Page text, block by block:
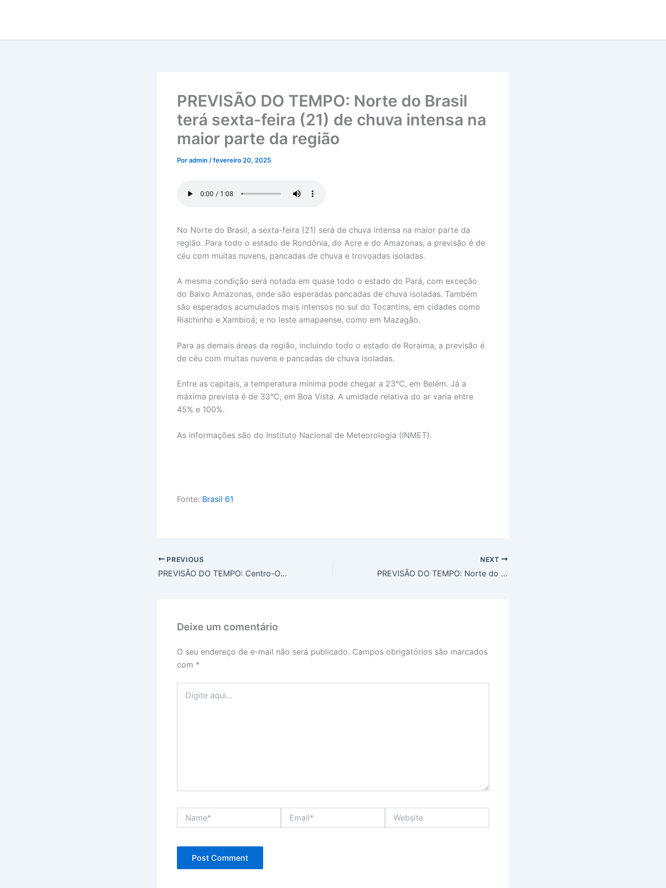
PREVISÃO DO TEMPO: Norte do Brasil
terá sexta-feira (21) de chuva intensa na
maior parte da região
Poradmin /fevereiro 20, 2025
No Norte do Brasil, a sexta-feira (21) será de chuva intensa na maior parte da
região. Para todo o estado de Rondônia, do Acre e do Amazonas, a previsão é de
céu com muitas nuvens, pancadas de chuva e trovoadas isoladas.
A mesma condição será notada em quase todo o estado do Pará, com exceção
do Baixo Amazonas, onde são esperadas pancadas de chuva isoladas. Também
são esperados acumulados mais intensos no sul do Tocantins, em cidades como
Riachinho e Xambioá; e no leste amapaense, como em Mazagão.
Para as demais áreas da região, incluindo todo o estado de Roraima, a previsão é
de céu com muitas nuvens e pancadas de chuva isoladas.
Entre as capitais, a temperatura mínima pode chegar a 23°C, em Belém. Já a
máxima prevista é de 33°C, em Boa Vista. A umidade relativa do ar varia entre
45% e 100%.
As informações são do Instituto Nacional de Meteorologia (INMET).
Fonte: Brasil 61
PREVIOUS
PREVISÃO DO TEMPO: Centro-Oeste contará com chuva forte no norte de Mato Grosso
NEXT
PREVISÃO DO TEMPO: Norte do Brasil terá sexta-feira (21) de chuva intensa na maior parte da região
Deixe um comentário
O seu endereço de e-mail não será publicado. Campos obrigatórios são marcados
com *
aqui...